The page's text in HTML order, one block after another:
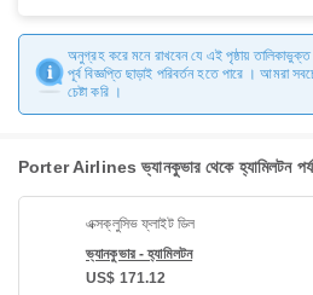
অনুগ্রহ করে মনে রাখবেন যে এই পৃষ্ঠায়
পূর্ব বিজ্ঞপ্তি ছাড়াই পরিবর্তন হতে পারে । আমরা
চেষ্টা করি ।
Porter Airlines ভ্যানকুভার থেকে হ্যামিলটন
এক্সক্লুসিভ ফ্লাইট ডিল
ভ্যানকুভার - হ্যামিলটন
US$ 171.12